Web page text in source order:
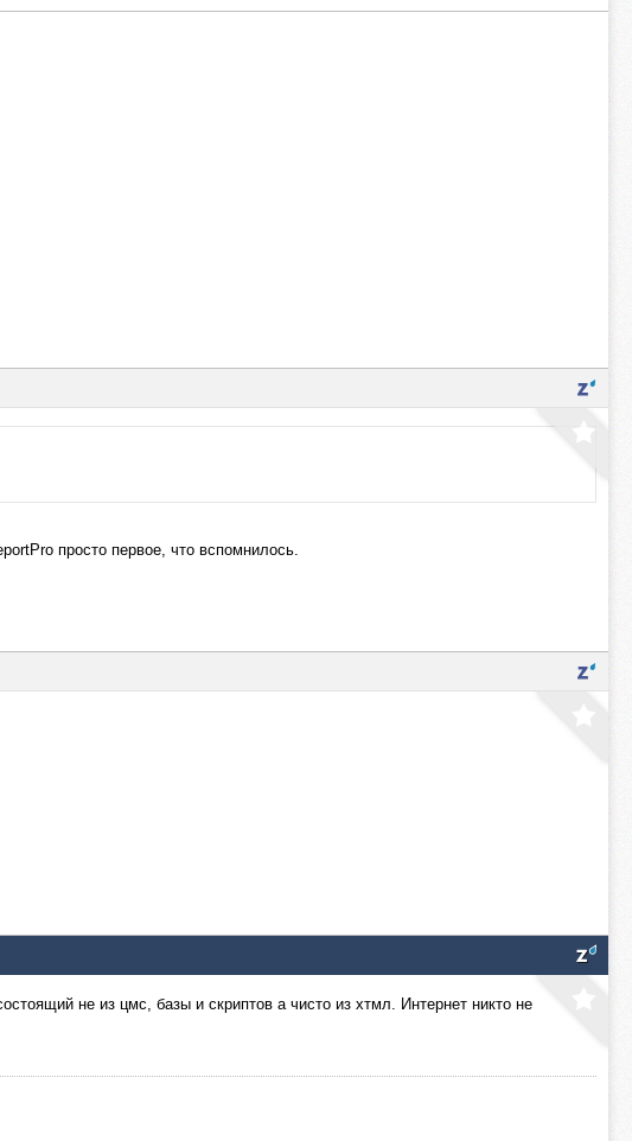
просто первое, что вспомнилось.
не из цмс, базы и скриптов а чисто из хтмл. Интернет никто не